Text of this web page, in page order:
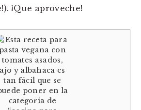
¡Que aproveche!